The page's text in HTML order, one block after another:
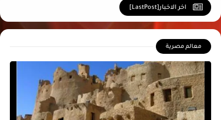
اخر الاخبار[LastPost]
معالم مصرية